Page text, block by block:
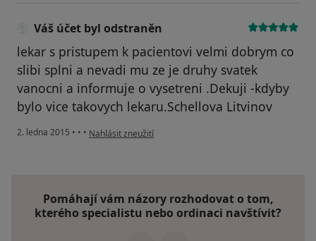
Váš účet byl odstraněn
lekar s pristupem k pacientovi velmi dobrym co
slibi splni a nevadi mu ze je druhy svatek
vanocni a informuje o vysetreni .Dekuji -kdyby
bylo vice takovych lekaru.Schellova Litvinov
2. ledna 2015 • • • podle názoru uživatele Váš účet byl odstraněn
Nahlásit zneužití
Pomáhají vám názory rozhodovat o tom,
kterého specialistu nebo ordinaci navštívit?